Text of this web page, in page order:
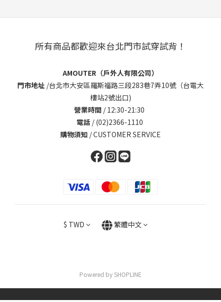
所有商品都歡迎來台北門市試穿試背！
AMOUTER（戶外人有限公司）
門市地址 /台北市大安區羅斯福路三段283巷7弄10號（台電大
樓站2號出口)
營業時間 / 12:30-21:30
電話 / (02)2366-1110
購物須知 /CUSTOMER SERVICE
$ TWD 繁體中文
Powered by SHOPLINE